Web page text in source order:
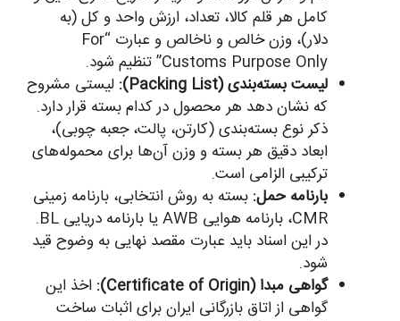
کامل هر قلم کالا، تعداد، ارزش واحد و کل (به
دلار)، وزن خالص و ناخالص و عبارت “For
Customs Purpose Only” تنظیم شود.
لیست بسته‌بندی (Packing List):
لیستی مشروح
که نشان دهد هر محصول در کدام بسته قرار دارد.
ذکر نوع بسته‌بندی (کارتن، پالت، جعبه چوبی)،
ابعاد دقیق هر بسته و وزن آن‌ها برای محموله‌های
ترکیبی الزامی است.
بارنامه حمل: بسته به روش انتخابی، بارنامه زمینی
CMR، بارنامه هوایی AWB یا بارنامه دریایی BL.
در این اسناد باید عبارت مقصد نهایی به وضوح قید
شود.
گواهی مبدا (Certificate of Origin):
اخذ این
گواهی از اتاق بازرگانی ایران برای اثبات ساخت